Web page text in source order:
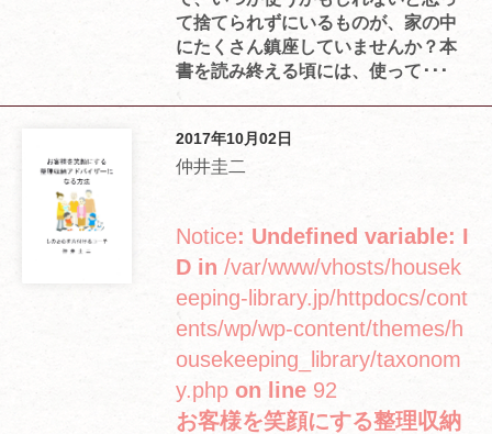
て捨てられずにいるものが、家の中
にたくさん鎮座していませんか？本
書を読み終える頃には、使って･･･
2017年10月02日
仲井圭二
Notice: Undefined variable: I
D in /var/www/vhosts/housek
eeping-library.jp/httpdocs/cont
ents/wp/wp-content/themes/h
ousekeeping_library/taxonom
y.php on line 92
お客様を笑顔にする整理収納